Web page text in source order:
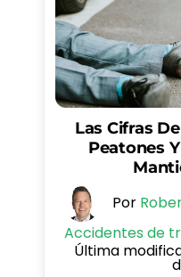
Las Cifras
Peatones
Por
Accidentes de
Última